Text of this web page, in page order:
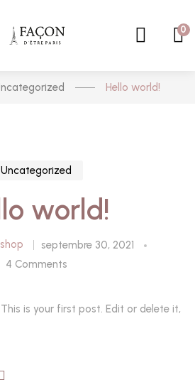
0
Hello world!
Uncategorized
world!
septembre 30, 2021
4 Comments
is your first post. Edit or delete it,